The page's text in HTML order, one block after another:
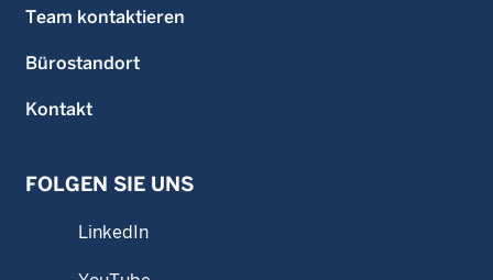
Team kontaktieren
Bürostandort
Kontakt
FOLGEN SIE UNS
LinkedIn